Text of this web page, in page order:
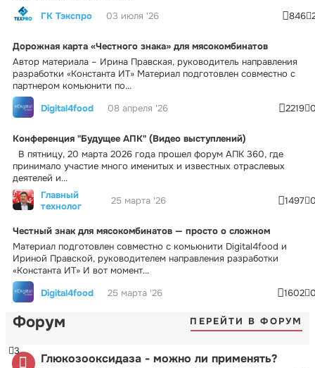
ГК Тэкспро
03 июля '26 846
Дорожная карта «Честного знака» для мясокомбинатов
Автор материала – Ирина Правская, руководитель направления
разработки «Константа ИТ» Материал подготовлен совместно с
партнером комьюнити по...
Digital4food
08 апреля '26 2219
Конференция "Будущее АПК" (Видео выступлений)
В пятницу, 20 марта 2026 года прошел форум АПК 360, где
принимало участие много именитых и известных отраслевых
деятелей и...
Главный
технолог
25 марта '26 1497
Честный знак для мясокомбинатов — просто о сложном
Материал подготовлен совместно с комьюнити Digital4food и
Ириной Правской, руководителем направления разработки
«Константа ИТ» И вот момент...
Digital4food
25 марта '26 1602
Форум ПЕРЕЙТИ В ФОРУМ
Глюкозооксидаза - можно ли применять?
3